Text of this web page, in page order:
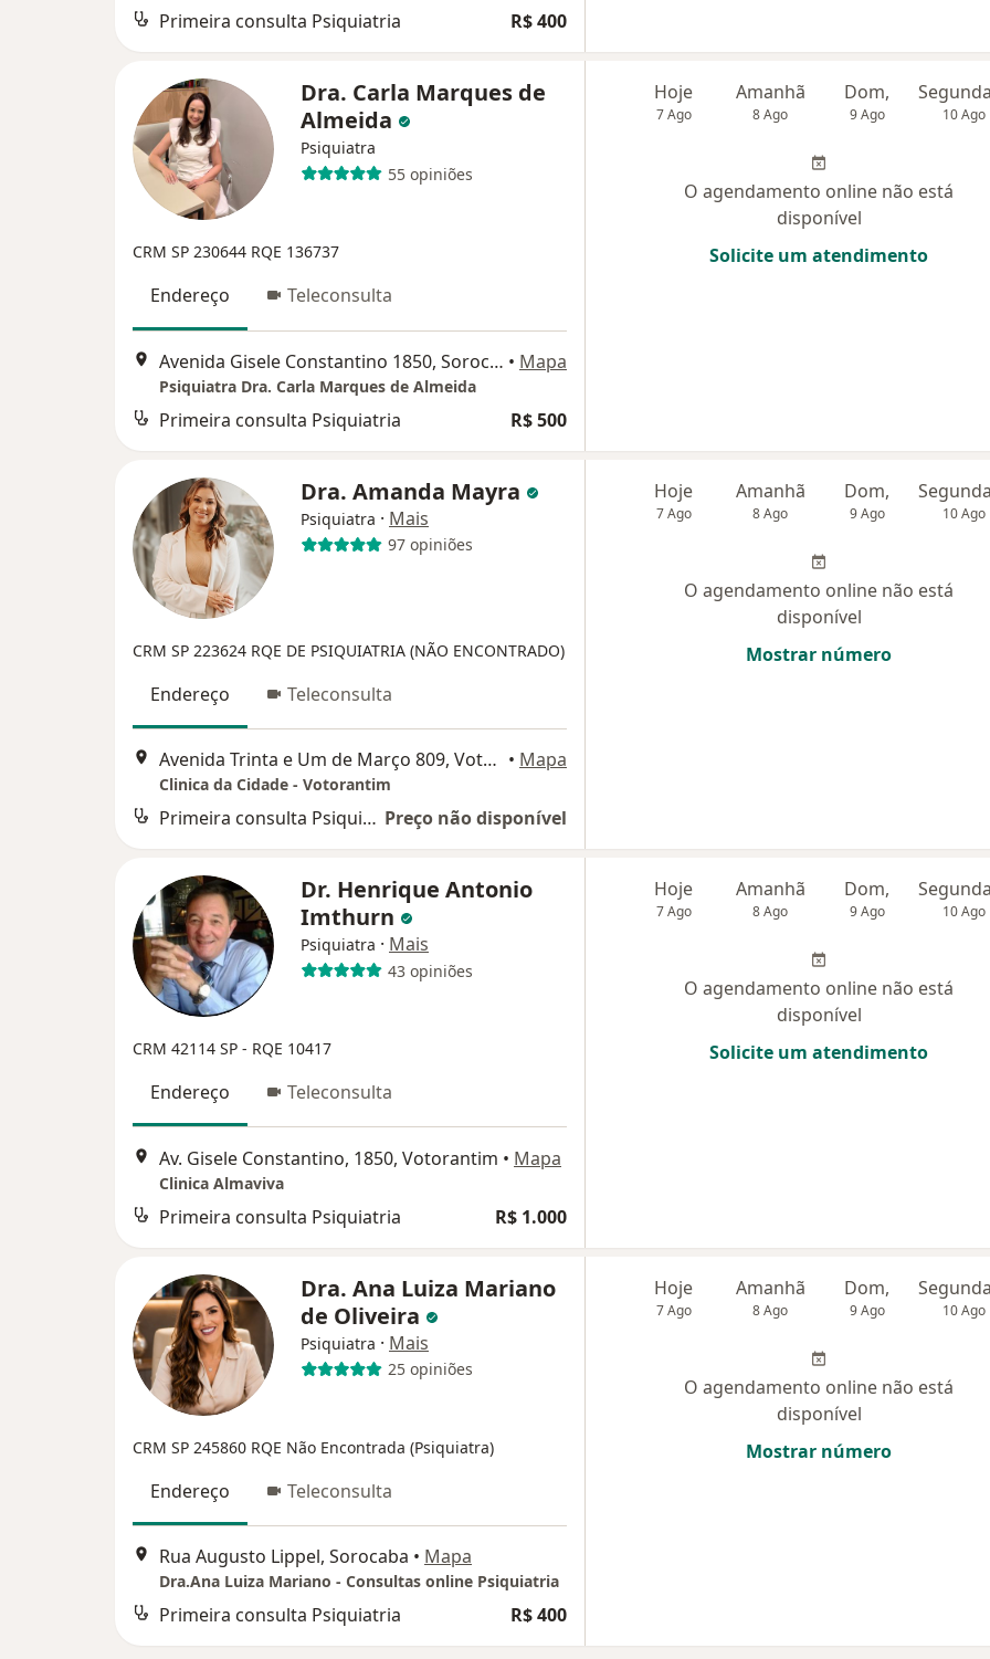
Primeira consulta Psiquiatria R$ 400
Dra. Carla Marques de
Almeida
Psiquiatra
55 opiniões
CRM SP 230644 RQE 136737
Endereço Teleconsulta
Avenida Gisele Constantino 1850, Sorocaba • Mapa
Psiquiatra Dra. Carla Marques de Almeida
Primeira consulta Psiquiatria R$ 500
Hoje
7 Ago
Amanhã
8 Ago
Dom,
9 Ago 10 Ago
O agendamento online não está
disponível
Solicite um atendimento
Dra. Amanda Mayra
Psiquiatra · Mais
97 opiniões
CRM SP 223624 RQE DE PSIQUIATRIA (NÃO ENCONTRADO)
Endereço Teleconsulta
Avenida Trinta e Um de Março 809, Votorantim • Mapa
Clinica da Cidade - Votorantim
Primeira consulta Psiquiatria Preço não disponível
Hoje
7 Ago
Amanhã
8 Ago
Dom,
9 Ago 10 Ago
O agendamento online não está
disponível
Mostrar número
Dr. Henrique Antonio
Imthurn
Psiquiatra · Mais
43 opiniões
CRM 42114 SP - RQE 10417
Endereço Teleconsulta
Av. Gisele Constantino, 1850, Votorantim • Mapa
Clinica Almaviva
Primeira consulta Psiquiatria R$ 1.000
Hoje
7 Ago
Amanhã
8 Ago
Dom,
9 Ago 10 Ago
O agendamento online não está
disponível
Solicite um atendimento
Dra. Ana Luiza Mariano
de Oliveira
Psiquiatra · Mais
25 opiniões
CRM SP 245860 RQE Não Encontrada (Psiquiatra)
Endereço Teleconsulta
Rua Augusto Lippel, Sorocaba • Mapa
Dra.Ana Luiza Mariano - Consultas online Psiquiatria
Primeira consulta Psiquiatria R$ 400
Hoje
7 Ago
Amanhã
8 Ago
Dom,
9 Ago 10 Ago
O agendamento online não está
disponível
Mostrar número